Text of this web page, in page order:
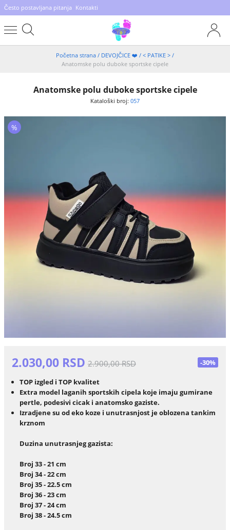
Često postavljana pitanja Kontakti
Početna strana / DEVOJČICE ❤️ / < PATIKE > /
Anatomske polu duboke sportske cipele
Anatomske polu duboke sportske cipele
Kataloški broj: 057
%
2.030,00 RSD 2.900,00 RSD -30%
TOP izgled i TOP kvalitet
Extra model laganih sportskih cipela koje imaju gumirane
pertle, podesivi cicak i anatomsko gaziste.
Izradjene su od eko koze i unutrasnjost je oblozena tankim
krznom
Duzina unutrasnjeg gazista:
Broj 33 - 21 cm
Broj 34 - 22 cm
Broj 35 - 22.5 cm
Broj 36 - 23 cm
Broj 37 - 24 cm
Broj 38 - 24.5 cm